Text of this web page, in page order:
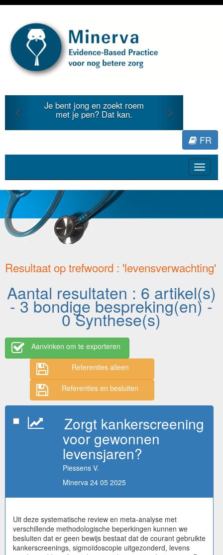
Je bent jong en zoekt roem
met je pen? Dat kan.
Previous
FR
Toggle
Resultaat op trefwoord : 'levensverwachting'
Aantal resultaten : 6 artikel(s)
- 3 bondige bespreking(en) -
0 Synthese(s)
Aanvinken om te exporteren
Referenties alleen
Referenties en besluiten
Zorgt kankerscreening
voor gewonnen
levensjaren?
Piessens V.
Minerva 24 05 2025
Uit deze systematische review en meta-analyse met
verschillende methodologische beperkingen kunnen we
besluiten dat er geen bewijs bestaat dat de courant gebruikte
kankerscreenings, sigmoïdoscopie uitgezonderd, levens